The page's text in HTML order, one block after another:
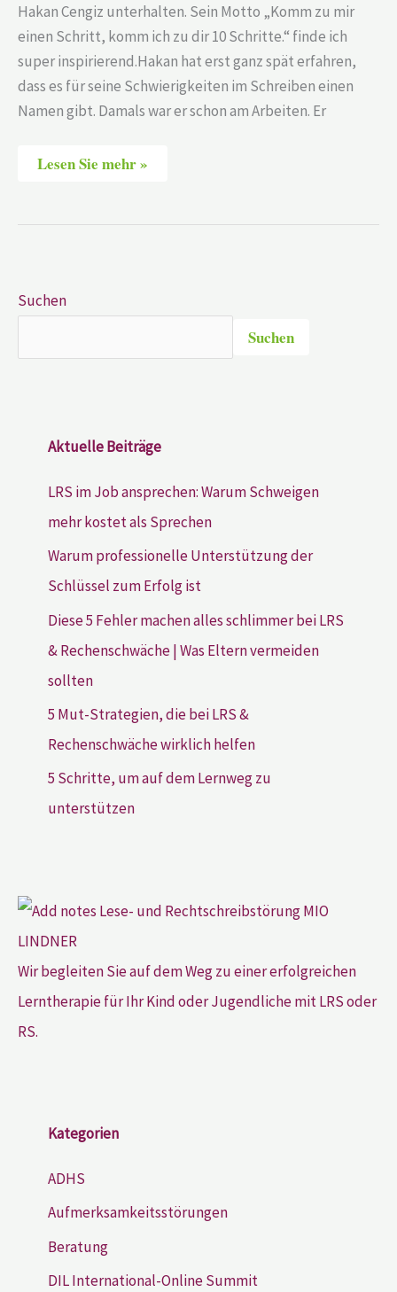
Hakan Cengiz unterhalten. Sein Motto „Komm zu mir
einen Schritt, komm ich zu dir 10 Schritte.“ finde ich
super inspirierend.Hakan hat erst ganz spät erfahren,
dass es für seine Schwierigkeiten im Schreiben einen
Namen gibt. Damals war er schon am Arbeiten. Er
Lesen Sie mehr »
Suchen
Suchen
Aktuelle Beiträge
LRS im Job ansprechen: Warum Schweigen
mehr kostet als Sprechen
Warum professionelle Unterstützung der
Schlüssel zum Erfolg ist
Diese 5 Fehler machen alles schlimmer bei LRS
& Rechenschwäche | Was Eltern vermeiden
sollten
5 Mut-Strategien, die bei LRS &
Rechenschwäche wirklich helfen
5 Schritte, um auf dem Lernweg zu
unterstützen
Wir begleiten Sie auf dem Weg zu einer erfolgreichen
Lerntherapie für Ihr Kind oder Jugendliche mit LRS oder
RS.
Kategorien
ADHS
Aufmerksamkeitsstörungen
Beratung
DIL International-Online Summit